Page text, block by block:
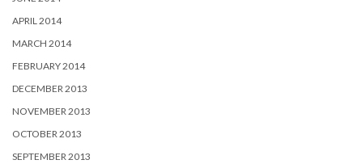
APRIL 2014
MARCH 2014
FEBRUARY 2014
DECEMBER 2013
NOVEMBER 2013
OCTOBER 2013
SEPTEMBER 2013